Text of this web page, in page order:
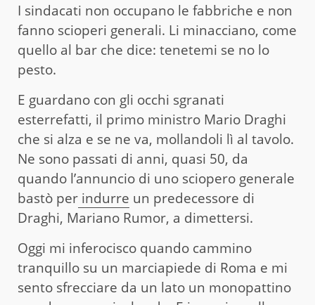
I sindacati non occupano le fabbriche e non
fanno scioperi generali. Li minacciano, come
quello al bar che dice: tenetemi se no lo
pesto.
E guardano con gli occhi sgranati
esterrefatti, il primo ministro Mario Draghi
che si alza e se ne va, mollandoli lì al tavolo.
Ne sono passati di anni, quasi 50, da
quando l’annuncio di uno sciopero generale
bastò per indurre un predecessore di
Draghi, Mariano Rumor, a dimettersi.
Oggi mi inferocisco quando cammino
tranquillo su un marciapiede di Roma e mi
sento sfrecciare da un lato un monopattino